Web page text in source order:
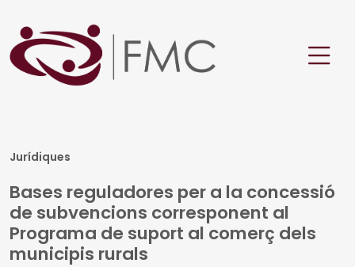
Jurídiques
Bases reguladores per a la concessió
de subvencions corresponent al
Programa de suport al comerç dels
municipis rurals